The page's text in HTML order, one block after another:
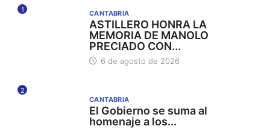
1 CANTABRIA
ASTILLERO HONRA LA
MEMORIA DE MANOLO
PRECIADO CON...
6 de agosto de 2026
2
CANTABRIA
El Gobierno se suma al
homenaje a los...